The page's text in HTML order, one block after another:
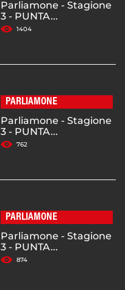
Parliamone - Stagione
3 - PUNTA...
1404
PARLIAMONE
Parliamone - Stagione
3 - PUNTA...
762
PARLIAMONE
Parliamone - Stagione
3 - PUNTA...
874